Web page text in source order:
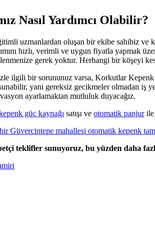
Nasıl Yardımcı Olabilir?
uzmanlardan oluşan bir ekibe sahibiz ve
hızlı, verimli ve uygun fiyatla yapmak
gerek yoktur. Herhangi bir köşeyi
ilgili bir sorununuz varsa, Korkutlar Kepenk
yani gereksiz gecikmeler olmadan iş
ayarlamaktan mutluluk duyacağız.
güç kaynağı satışı ve otomatik panjurile
Güvercintepe mahallesi otomatik kepenk
teklifler sunuyoruz, bu yüzden daha